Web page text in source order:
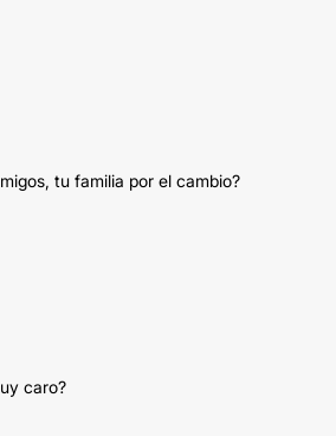
tu familia por el cambio?
caro?